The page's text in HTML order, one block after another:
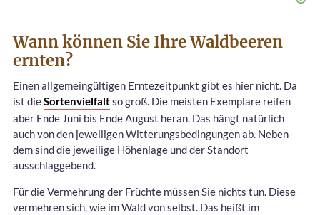
Wann können Sie Ihre Waldbeeren
ernten?
Einen allgemeingültigen Erntezeitpunkt gibt es hier nicht. Da
ist dieSortenvielfaltso groß. Die meisten Exemplare reifen
aber Ende Juni bis Ende August heran. Das hängt natürlich
auch von den jeweiligen Witterungsbedingungen ab. Neben
dem sind die jeweilige Höhenlage und der Standort
ausschlaggebend.
Für die Vermehrung der Früchte müssen Sie nichts tun. Diese
vermehren sich, wie im Wald von selbst. Das heißt im